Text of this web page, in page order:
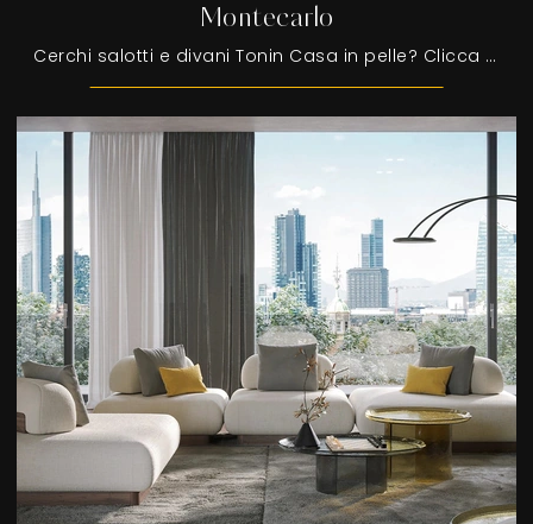
Montecarlo
Cerchi salotti e divani Tonin Casa in pelle? Clicca e scopri di più sul modello Montecarlo per spazi moderni.